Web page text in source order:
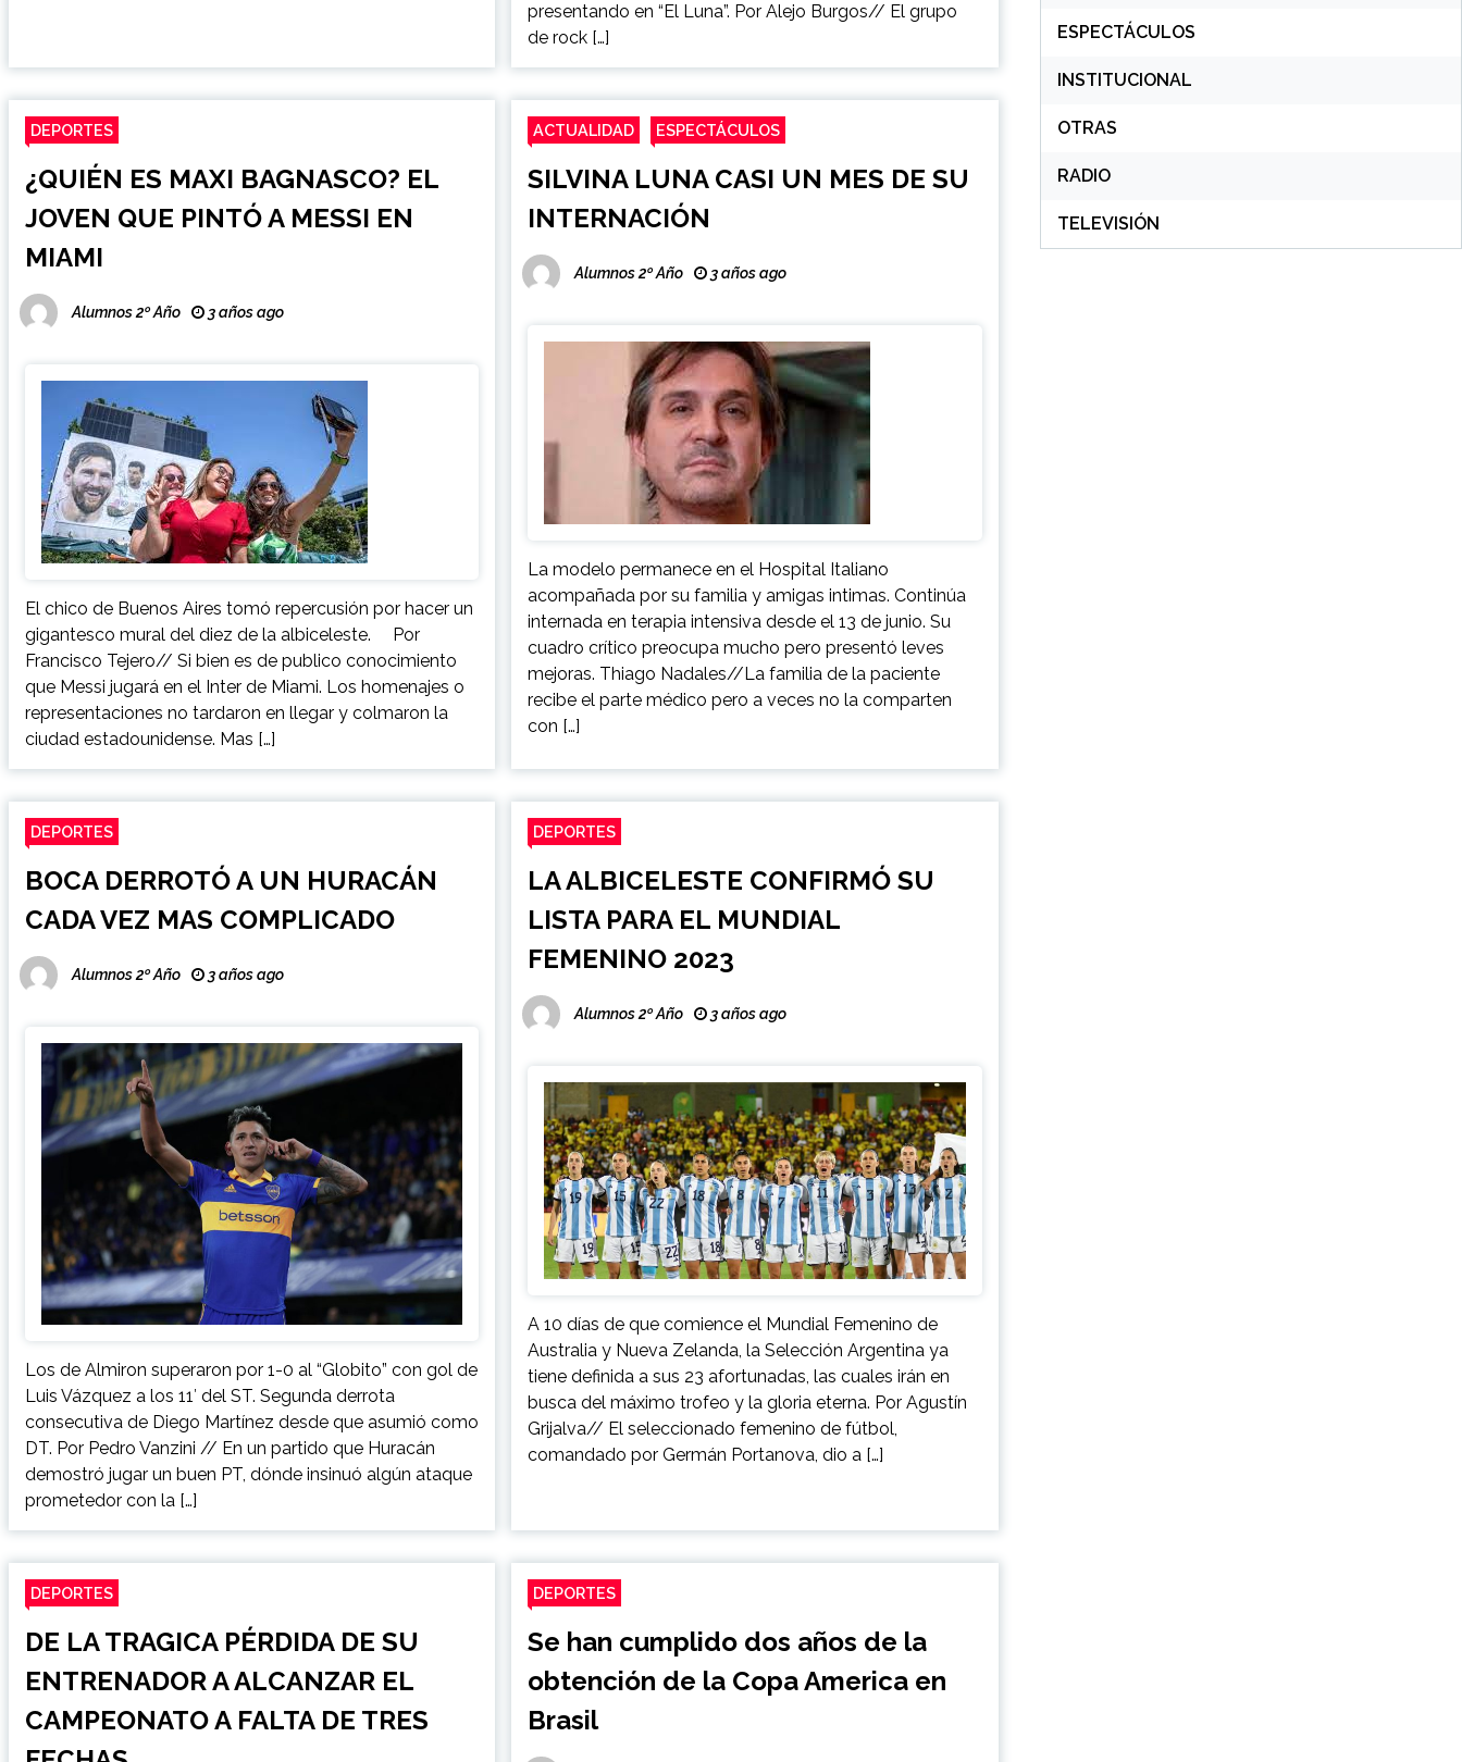
presentando en “El Luna”. Por Alejo Burgos// El grupo
de rock […]
DEPORTES
¿QUIÉN ES MAXI BAGNASCO? EL
JOVEN QUE PINTÓ A MESSI EN
MIAMI
Alumnos 2º Año 3 años ago
El chico de Buenos Aires tomó repercusión por hacer un
gigantesco mural del diez de la albiceleste. Por
Francisco Tejero// Si bien es de publico conocimiento
que Messi jugará en el Inter de Miami. Los homenajes o
representaciones no tardaron en llegar y colmaron la
ciudad estadounidense. Mas […]
ACTUALIDAD ESPECTÁCULOS
SILVINA LUNA CASI UN MES DE SU
INTERNACIÓN
Alumnos 2º Año 3 años ago
La modelo permanece en el Hospital Italiano
acompañada por su familia y amigas intimas. Continúa
internada en terapia intensiva desde el 13 de junio. Su
cuadro crítico preocupa mucho pero presentó leves
mejoras. Thiago Nadales//La familia de la paciente
recibe el parte médico pero a veces no la comparten
con […]
DEPORTES
BOCA DERROTÓ A UN HURACÁN
CADA VEZ MAS COMPLICADO
Alumnos 2º Año 3 años ago
Los de Almiron superaron por 1-0 al “Globito” con gol de
Luis Vázquez a los 11′ del ST. Segunda derrota
consecutiva de Diego Martínez desde que asumió como
DT. Por Pedro Vanzini // En un partido que Huracán
demostró jugar un buen PT, dónde insinuó algún ataque
prometedor con la […]
DEPORTES
LA ALBICELESTE CONFIRMÓ SU
LISTA PARA EL MUNDIAL
FEMENINO 2023
Alumnos 2º Año 3 años ago
A 10 días de que comience el Mundial Femenino de
Australia y Nueva Zelanda, la Selección Argentina ya
tiene definida a sus 23 afortunadas, las cuales irán en
busca del máximo trofeo y la gloria eterna. Por Agustín
Grijalva// El seleccionado femenino de fútbol,
comandado por Germán Portanova, dio a […]
DEPORTES
DE LA TRAGICA PÉRDIDA DE SU
ENTRENADOR A ALCANZAR EL
CAMPEONATO A FALTA DE TRES
DEPORTES
Se han cumplido dos años de la
obtención de la Copa America en
Brasil
ESPECTÁCULOS
INSTITUCIONAL
OTRAS
RADIO
TELEVISIÓN